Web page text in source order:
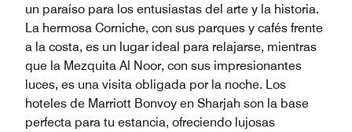
un paraíso para los entusiastas del arte y la historia.
La hermosa Corniche, con sus parques y cafés frente
a la costa, es un lugar ideal para relajarse, mientras
que la Mezquita Al Noor, con sus impresionantes
luces, es una visita obligada por la noche. Los
hoteles de Marriott Bonvoy en Sharjah son la base
perfecta para tu estancia, ofreciendo lujosas